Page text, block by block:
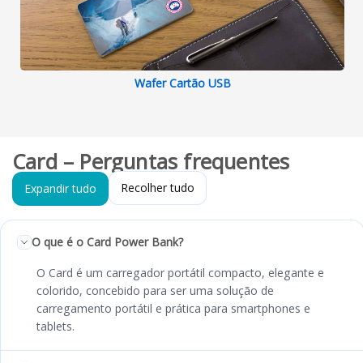
Wafer Cartão USB
Card – Perguntas frequentes
Expandir tudo Recolher tudo
O que é o Card Power Bank?
O Card é um carregador portátil compacto, elegante e
colorido, concebido para ser uma solução de
carregamento portátil e prática para smartphones e
tablets.